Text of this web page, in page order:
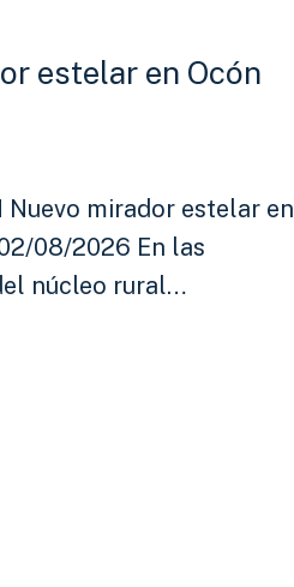
estelar en Ocón
Nuevo mirador estelar en
08/2026 En las
núcleo rural…